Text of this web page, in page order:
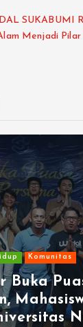
SUKABUMI
Menjadi
Komunitas
Buka